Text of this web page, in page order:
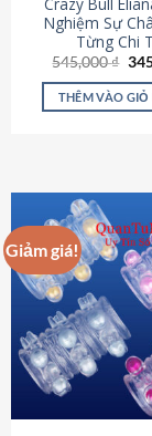
Crazy Bull
Nghiệm Sự
Từng Chi
545,000₫ Giá
là:
THÊM VÀO GIỎ
Giảm giá!